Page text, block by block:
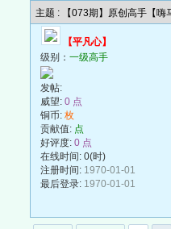
主题 : 【073期】原创高手【
【平凡心】
级别： 一级高手
发帖:
威望: 0 点
铜币: 枚
贡献值: 点
好评度: 0 点
在线时间: 0(时)
注册时间: 1970-01-01
最后登录: 1970-01-01